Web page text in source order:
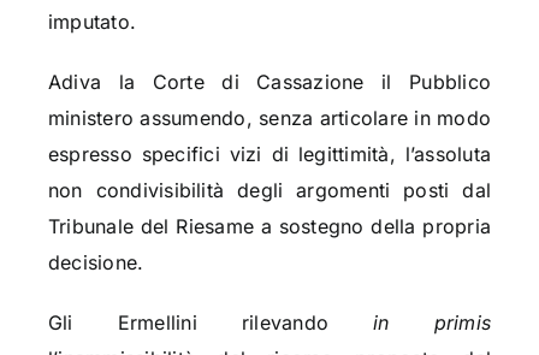
imputato.
Adiva la Corte di Cassazione il Pubblico
ministero assumendo, senza articolare in modo
espresso specifici vizi di legittimità, l’assoluta
non condivisibilità degli argomenti posti dal
Tribunale del Riesame a sostegno della propria
decisione.
Gli Ermellini rilevandoin primis